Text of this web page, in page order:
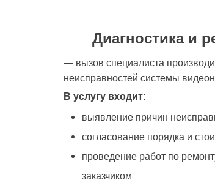
Диагностика и
— вызов специалиста
неисправностей системы
В услугу входит:
выявление причин
согласование порядка и
проведение работ по
заказчиком